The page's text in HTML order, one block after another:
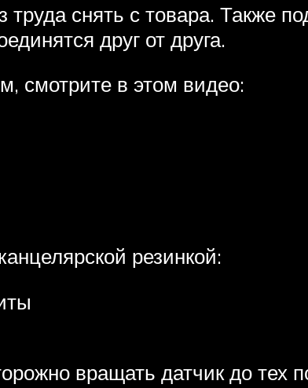
снять с товара. Также
друг от друга.
смотрите в этом видео:
резинкой:
вращать датчик до тех